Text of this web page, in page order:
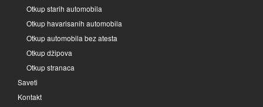
Otkup starih automobila
Otkup havarisanih automobila
Otkup automobila bez atesta
Otkup džipova
Otkup stranaca
Saveti
Kontakt